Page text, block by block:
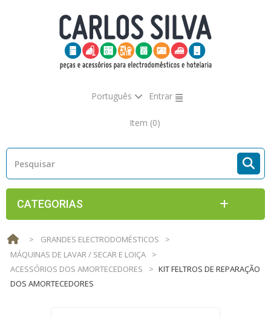
Português Entrar
Item (0)
CATEGORIAS
> GRANDES ELECTRODOMÉSTICOS
>
MÁQUINAS DE LAVAR / SECAR E LOIÇA
>
ACESSÓRIOS DOS AMORTECEDORES
> KIT FELTROS DE REPARAÇÃO
DOS AMORTECEDORES